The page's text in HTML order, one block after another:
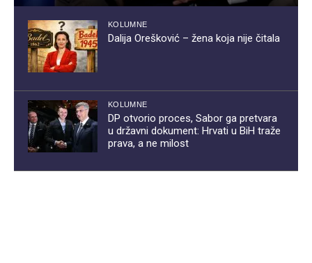
KOLUMNE
Dalija Orešković – žena koja nije čitala
KOLUMNE
DP otvorio proces, Sabor ga pretvara
u državni dokument: Hrvati u BiH traže
prava, a ne milost